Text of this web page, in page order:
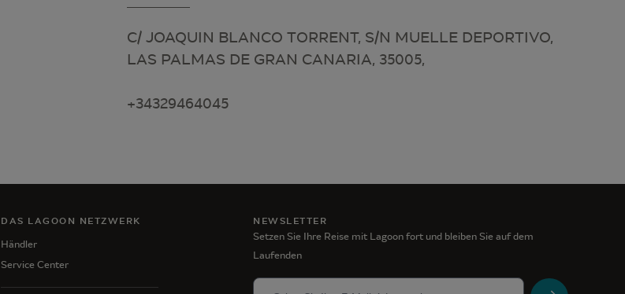
C/ JOAQUIN BLANCO TORRENT, S/N MUELLE DEPORTIVO,
LAS PALMAS DE GRAN CANARIA, 35005,
+34329464045
DAS LAGOON NETZWERK
Händler
Service Center
NEWSLETTER
Setzen Sie Ihre Reise mit Lagoon fort und bleiben Sie auf dem
Laufenden